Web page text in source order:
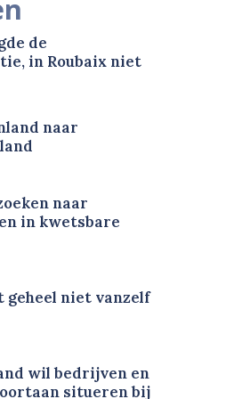
de
in Roubaix niet
naar
naar
in kwetsbare
geheel niet vanzelf
wil bedrijven en
situeren bij